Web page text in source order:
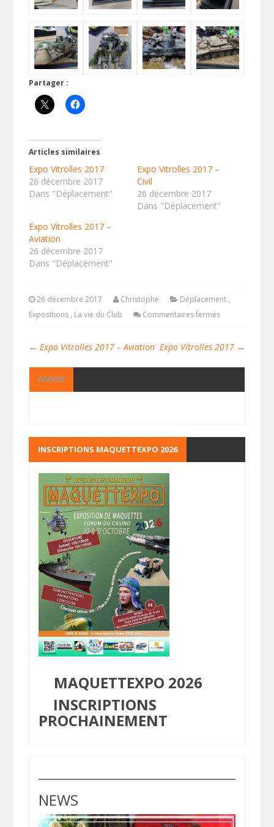
Partager :
Articles similaires
Expo Vitrolles 2017
26 décembre 2017
Dans "Déplacement"
Expo Vitrolles 2017 –
Civil
26 décembre 2017
Dans "Déplacement"
Expo Vitrolles 2017 –
Aviation
26 décembre 2017
Dans "Déplacement"
26 décembre 2017 Christophe Déplacement ,
Expositions , La vie du Club Commentaires fermés
← Expo Vitrolles 2017 – Aviation Expo Vitrolles 2017 →
AMV83
INSCRIPTIONS MAQUETTEXPO 2026
MAQUETTEXPO 2026
INSCRIPTIONS
PROCHAINEMENT
NEWS